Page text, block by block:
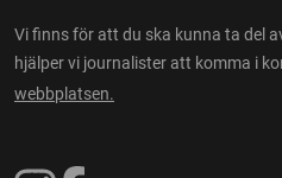
Vi finns för att du ska kunna ta del
hjälper vi journalister att komma i
webbplatsen.